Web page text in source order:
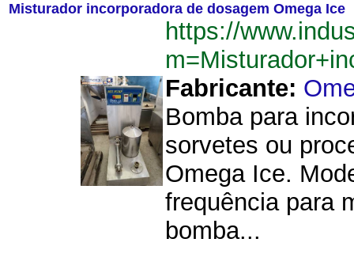
Misturador incorporadora de dosagem Omega Ice
https://
Fabricante:
Bomba para
sorvetes ou
Omega Ice.
frequência para
bomba...